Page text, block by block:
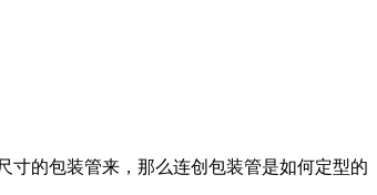
寸的包装管来，那么连创包装管是如何定型的